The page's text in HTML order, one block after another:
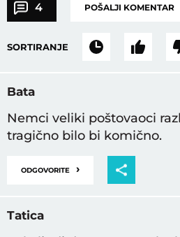
4 POŠALJI KOMENTAR
SORTIRANJE
Bata
Nemci veliki poštovaoci
tragično bilo bi komično.
ODGOVORITE ›
Tatica